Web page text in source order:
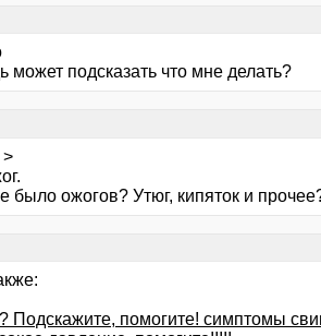
может подсказать что мне делать?
>
было ожогов? Утюг, кипяток и
Подскажите, помогите! симптомы